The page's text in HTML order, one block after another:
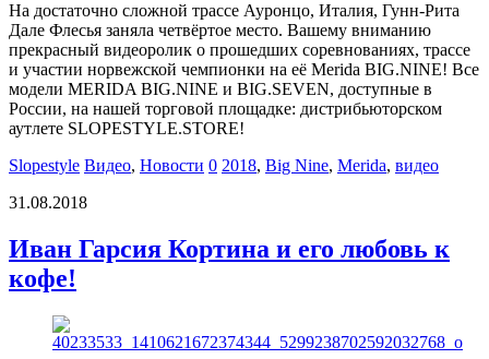
На достаточно сложной трассе Ауронцо, Италия, Гунн-Рита
Дале Флесья заняла четвёртое место. Вашему вниманию
прекрасный видеоролик о прошедших соревнованиях, трассе
и участии норвежской чемпионки на её Merida BIG.NINE! Все
модели MERIDA BIG.NINE и BIG.SEVEN, доступные в
России, на нашей торговой площадке: дистрибьюторском
аутлете SLOPESTYLE.STORE!
Slopestyle Видео, Новости 0 2018, Big Nine, Merida, видео
31.08.2018
Иван Гарсия Кортина и его любовь к
кофе!